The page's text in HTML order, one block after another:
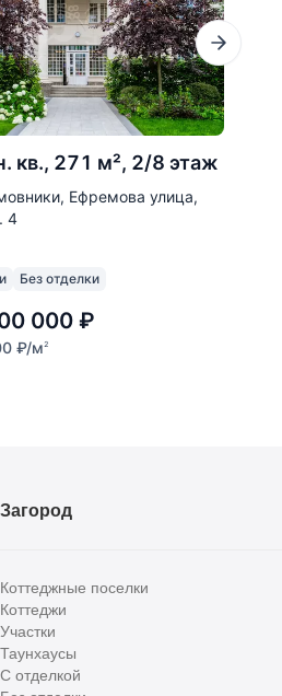
кв., 271 м², 2/8 этаж
Ефремова улица,
4
Без отделки
000 ₽
₽/м2
Загород
Коттеджные поселки
Коттеджи
Участки
Таунхаусы
С отделкой